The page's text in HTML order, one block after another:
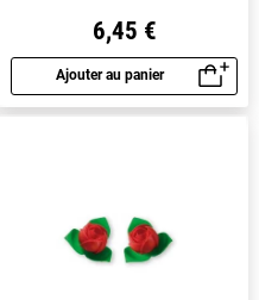
6,45 €
Ajouter au panier
Aperçu rapide